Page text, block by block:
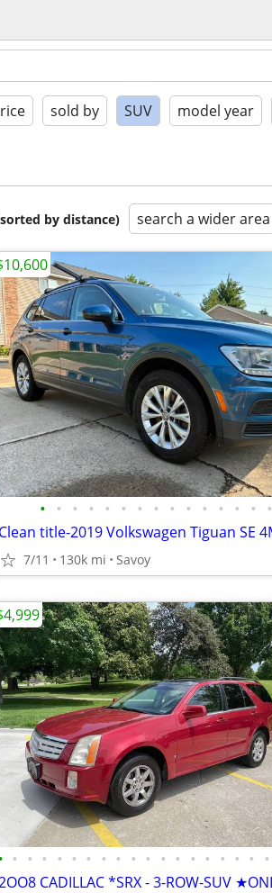
sold by SUV model year
by distance) search a wider area
• • • • • • • • • • • • • • •
7/11 130k mi Savoy
• • • • • • • • • • • • • • • • • •